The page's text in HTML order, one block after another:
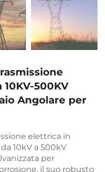
500KV
Angolare per
elettrica in
10kV a 500kV
per
il suo robusto